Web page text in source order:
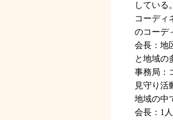
している
コーディ
のコーデ
会長：地
と地域の
事務局：
見守り活
地域の中
会長：1